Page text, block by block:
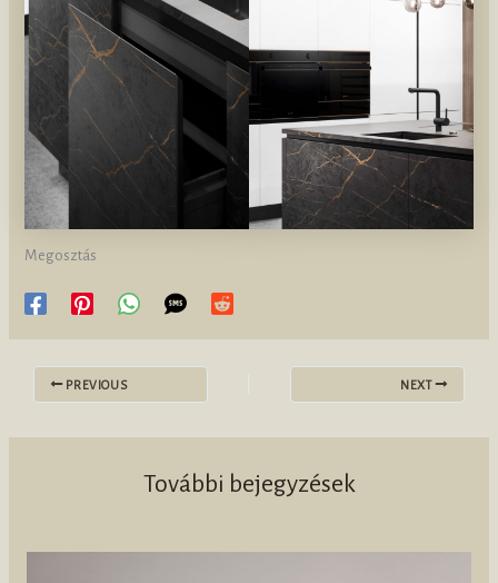
Megosztás
PREVIOUS NEXT
További bejegyzések